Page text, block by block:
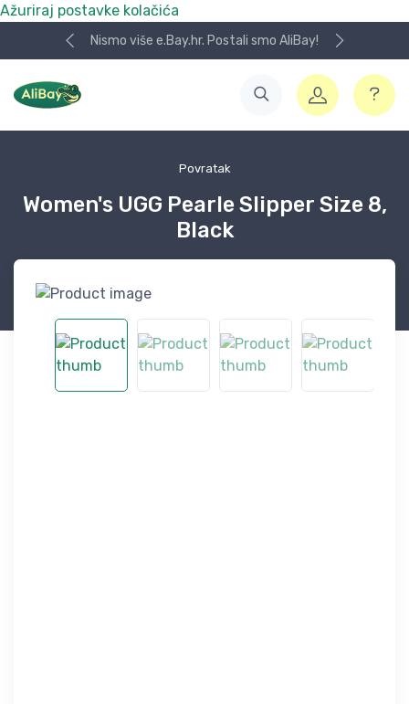
Ažuriraj postavke kolačića
Nismo više e.Bay.hr. Postali smo AliBay!
Povratak
Women's UGG Pearle Slipper Size 8,
Black